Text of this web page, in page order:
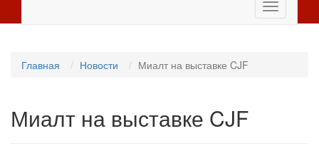
Toggle
navigation
Главная Новости Миалт на выставке CJF
Миалт на выставке CJF